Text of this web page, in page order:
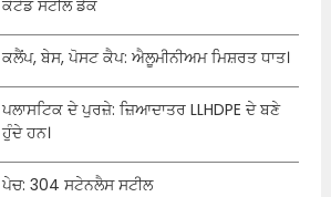
ਕੋਟੇਡ ਸਟੀਲ ਡੈੱਕ
ਕਲੈਂਪ, ਬੇਸ, ਪੋਸਟ ਕੈਪ: ਐਲੂਮੀਨੀਅਮ ਮਿਸ਼ਰਤ ਧਾਤ।
ਪਲਾਸਟਿਕ ਦੇ ਪੁਰਜ਼ੇ: ਜ਼ਿਆਦਾਤਰ LLHDPE ਦੇ ਬਣੇ
ਹੁੰਦੇ ਹਨ।
ਪੇਚ: 304 ਸਟੇਨਲੈਸ ਸਟੀਲ